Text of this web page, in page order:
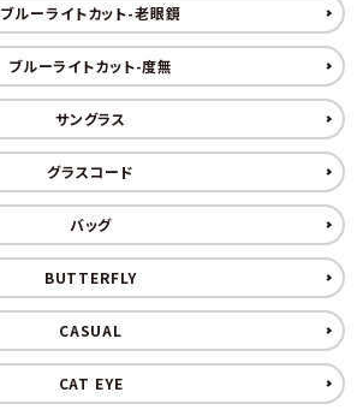
ブルーライトカット-老眼鏡
ブルーライトカット-度無
サングラス
グラスコード
バッグ
BUTTERFLY
CASUAL
CAT EYE